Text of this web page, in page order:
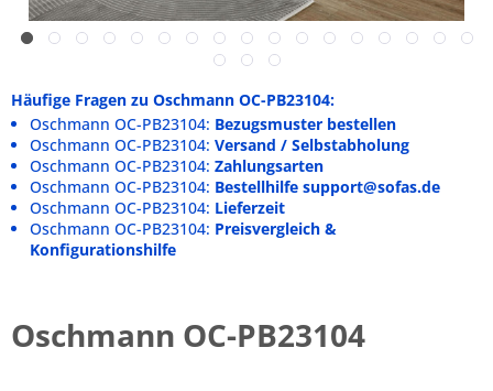
Häufige Fragen zu Oschmann OC-PB23104:
Oschmann OC-PB23104: Bezugsmuster bestellen
Oschmann OC-PB23104: Versand / Selbstabholung
Oschmann OC-PB23104: Zahlungsarten
Oschmann OC-PB23104: Bestellhilfe support@sofas.de
Oschmann OC-PB23104: Lieferzeit
Oschmann OC-PB23104: Preisvergleich &
Konfigurationshilfe
Oschmann OC-PB23104